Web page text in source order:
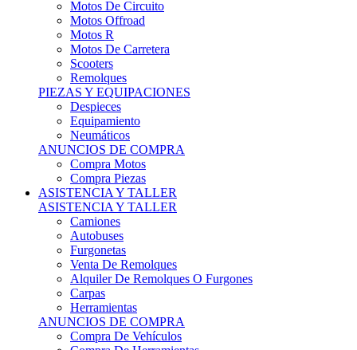
Motos R
Motos De Carretera
Scooters
Remolques
PIEZAS Y EQUIPACIONES
Despieces
Equipamiento
Neumáticos
ANUNCIOS DE COMPRA
Compra Motos
Compra Piezas
ASISTENCIA Y TALLER
ASISTENCIA Y TALLER
Camiones
Autobuses
Furgonetas
Venta De Remolques
Alquiler De Remolques O Furgones
Carpas
Herramientas
ANUNCIOS DE COMPRA
Compra De Vehículos
Compra De Herramientas